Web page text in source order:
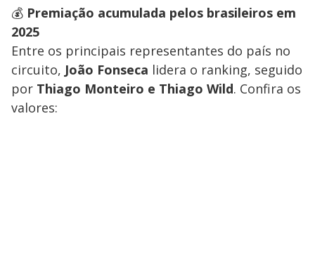
💰 Premiação acumulada pelos brasileiros em
2025
Entre os principais representantes do país no
circuito, João Fonseca lidera o ranking, seguido
por Thiago Monteiro e Thiago Wild. Confira os
valores: